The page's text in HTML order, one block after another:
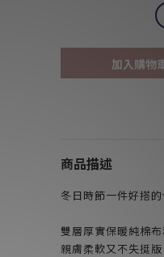
加入購物
商品描述
冬日時節一件好搭
雙層厚實保暖純棉
親膚柔軟又不失挺